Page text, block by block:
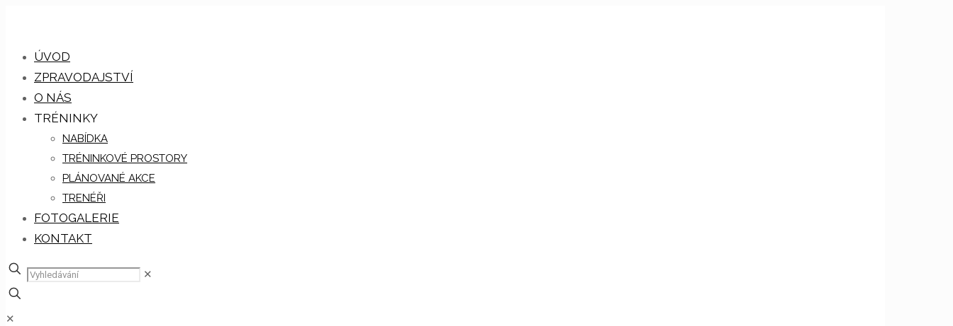
ÚVOD
ZPRAVODAJSTVÍ
O NÁS
TRÉNINKY
NABÍDKA
TRÉNINKOVÉ PROSTORY
PLÁNOVANÉ AKCE
TRENÉŘI
FOTOGALERIE
KONTAKT
✕
✕